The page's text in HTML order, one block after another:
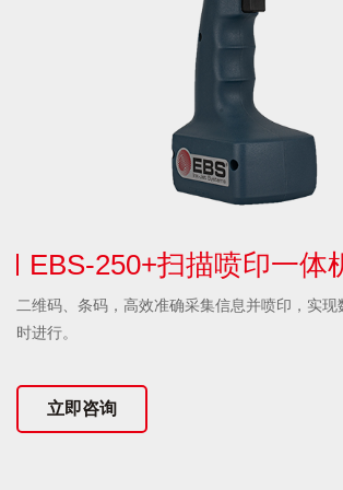
EBS-250+扫描喷印一体
二维码、条码，高效准确采集信息并喷印，实现
时进行。
立即咨询